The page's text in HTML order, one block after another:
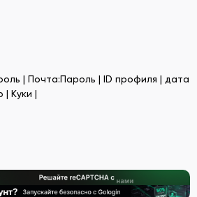
| Почта:Пароль | ID профиля | дата
| Куки |